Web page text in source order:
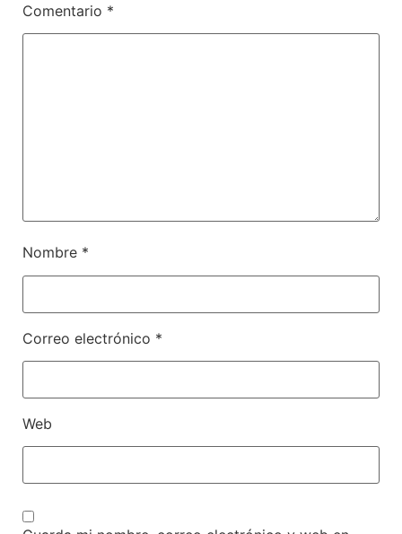
Comentario *
Nombre *
Correo electrónico *
Web